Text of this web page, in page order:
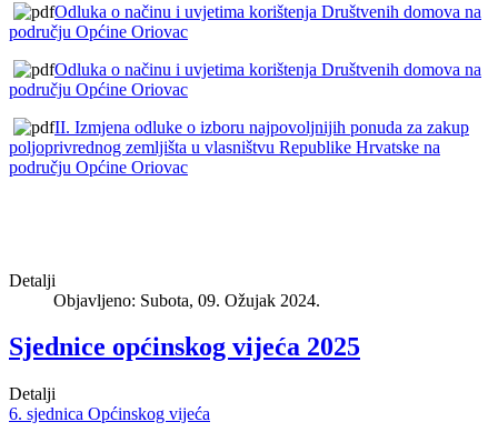
Odluka o načinu i uvjetima korištenja Društvenih domova na
području Općine Oriovac
Odluka o načinu i uvjetima korištenja Društvenih domova na
području Općine Oriovac
II. Izmjena odluke o izboru najpovoljnijih ponuda za zakup
poljoprivrednog zemljišta u vlasništvu Republike Hrvatske na
području Općine Oriovac
Detalji
Objavljeno: Subota, 09. Ožujak 2024.
Sjednice općinskog vijeća 2025
Detalji
6. sjednica Općinskog vijeća